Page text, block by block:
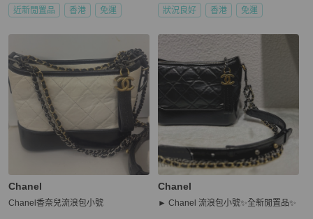
近新閒置品 香港 免運 狀況良好 香港 免運
Chanel
Chanel香奈兒流浪包小號
Chanel
► Chanel 流浪包小號✨全新閒置品✨